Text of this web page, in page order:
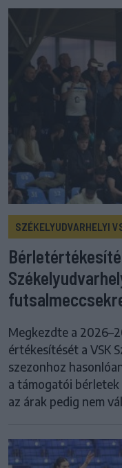
SZÉKELYUDVARHELYI
Megkezdte a
értékesítését a VSK
szezonhoz
a támogatói
az árak pedig nem